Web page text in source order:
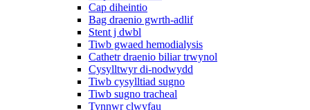
Cap diheintio
Bag draenio gwrth-adlif
Stent j dwbl
Tiwb gwaed hemodialysis
Cathetr draenio biliar trwynol
Cysylltwyr di-nodwydd
Tiwb cysylltiad sugno
Tiwb sugno tracheal
Tynnwr clwyfau